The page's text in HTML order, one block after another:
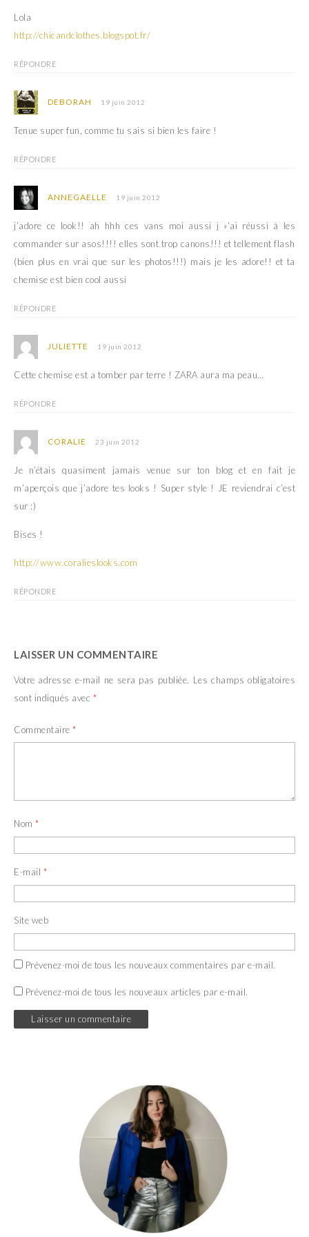
Lola
http://chicandclothes.blogspot.fr/
RÉPONDRE
DEBORAH 19 juin 2012
Tenue super fun, comme tu sais si bien les faire !
RÉPONDRE
ANNEGAELLE 19 juin 2012
j’adore ce look!! ah hhh ces vans moi aussi j »‘ai réussi à les
commander sur asos!!!! elles sont trop canons!!! et tellement flash
(bien plus en vrai que sur les photos!!!) mais je les adore!! et ta
chemise est bien cool aussi
RÉPONDRE
JULIETTE 19 juin 2012
Cette chemise est a tomber par terre ! ZARA aura ma peau…
RÉPONDRE
CORALIE 23 juin 2012
Je n’étais quasiment jamais venue sur ton blog et en fait je
m’aperçois que j’adore tes looks ! Super style ! JE reviendrai c’est
sur :)
Bises !
http://www.coralieslooks.com
RÉPONDRE
LAISSER UN COMMENTAIRE
Votre adresse e-mail ne sera pas publiée. Les champs obligatoires
sont indiqués avec *
Commentaire *
Nom *
E-mail *
Site web
Prévenez-moi de tous les nouveaux commentaires par e-mail.
Prévenez-moi de tous les nouveaux articles par e-mail.